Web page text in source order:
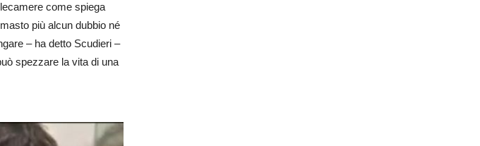
come spiega
più alcun dubbio né
– ha detto Scudieri –
spezzare la vita di una